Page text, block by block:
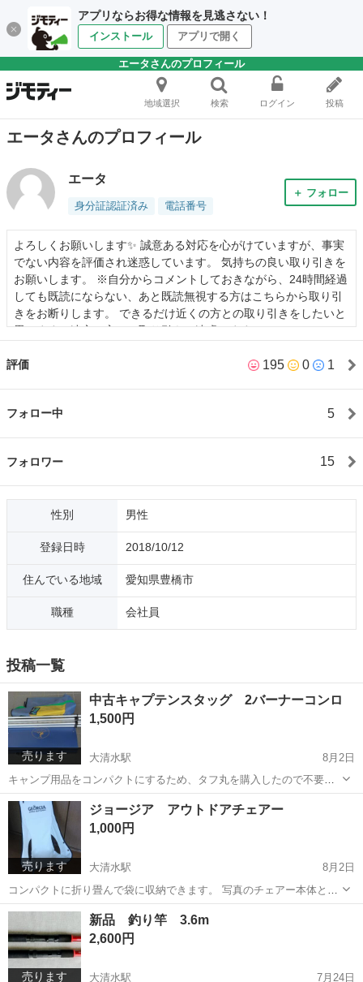
アプリならお得な情報を見逃さない！
インストール アプリで開く
エータさんのプロフィール
地域選択 検索 ログイン 投稿
エータさんのプロフィール
エータ
身分証認証済み 電話番号
＋ フォロー
よろしくお願いします✨ 誠意ある対応を心がけていますが、事実
でない内容を評価され迷惑しています。 気持ちの良い取り引きを
お願いします。 ※自分からコメントしておきながら、24時間経過
しても既読にならない、あと既読無視する方はこちらから取り引
きをお断りします。 できるだけ近くの方との取り引きをしたいと
思います。遠方の方との取り引きは遠慮します。
評価 195 0 1
フォロー中 5
フォロワー 15
性別 男性
登録日時 2018/10/12
住んでいる地域 愛知県豊橋市
職種 会社員
投稿一覧
売ります
中古キャプテンスタッグ 2バーナーコンロ
1,500円
大清水駅
8月2日
キャンプ用品をコンパクトにするため、タフ丸を購入したので不要に
なりました。 昨年まで使っていましたので、コンロとしては問題なく
使えますが、自動点火装置が故障しているため、チャッカマンなどで
点火することになります。 壊れて...
愛知 豊橋市 その他 コンロ
売ります
ジョージア アウトドアチェアー
1,000円
大清水駅
8月2日
コンパクトに折り畳んで袋に収納できます。 写真のチェアー本体と収
納袋です。 新品ではありませんが、外での使用はなく、室内に置いて
あり、ほとんど使っていません。 色は白っぽく見えますが、実際はベ
ージュです。 組み立てた...
愛知 豊橋市 大清水駅
売ります
新品 釣り竿 3.6m
2,600円
大清水駅
7月24日